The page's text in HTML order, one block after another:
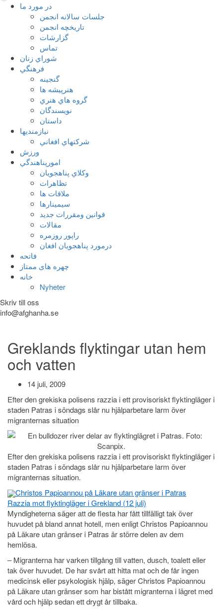
در مورد ما
جلسات سالانه انجمن
تاریخچه انجمن
گزارشات
تماس
شوراي زنان
فرهنگي
گنجينه
هنرپيشه ها
گروه هاي هنري
نويسندگان
داستان
نيازمنديها
شرکتهاي افغاني
ورزش
امورپناهندگي
وکلاي پناهجويان
تظاهرات
ملاقات ها
سيمينارها
قوانين ومقررات جديد
مقالات
راپور روزمره
درمورد پناهجويان افغان
فاتحه
چهره های ممتاز
خانه
Nyheter
Skriv till oss
info@afghanha.se
Greklands flyktingar utan hem
och vatten
14 juli, 2009
Efter den grekiska polisens razzia i ett provisoriskt flyktingläger i
staden Patras i söndags slår nu hjälparbetare larm över
migranternas situation
Efter den grekiska polisens razzia i ett provisoriskt flyktingläger i
staden Patras i söndags slår nu hjälparbetare larm över
migranternas situation.
Christos Papioannou på Läkare utan gränser i Patras
Razzia mot flyktingläger i Grekland (12 juli)
Myndigheterna säger att de flesta har fått tillfälligt tak över
huvudet på bland annat hotell, men enligt Christos Papioannou
på Läkare utan gränser i Patras är större delen av dem
hemlösa.
– Migranterna har varken tillgång till vatten, dusch, toalett eller
tak över huvudet. De har svårt att hitta mat och de får ingen
medicinsk eller psykologisk hjälp, säger Christos Papioannou
på Läkare utan gränser som har bistått migranterna i lägret med
vård och hjälp sedan ett drygt år tillbaka.